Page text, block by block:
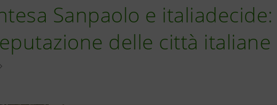
Sanpaolo e
delle città italiane